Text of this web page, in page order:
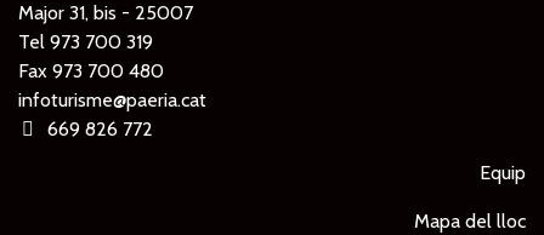
Major 31, bis - 25007
Tel 973 700 319
Fax 973 700 480
infoturisme@paeria.cat
669 826 772
Equip
Mapa del lloc